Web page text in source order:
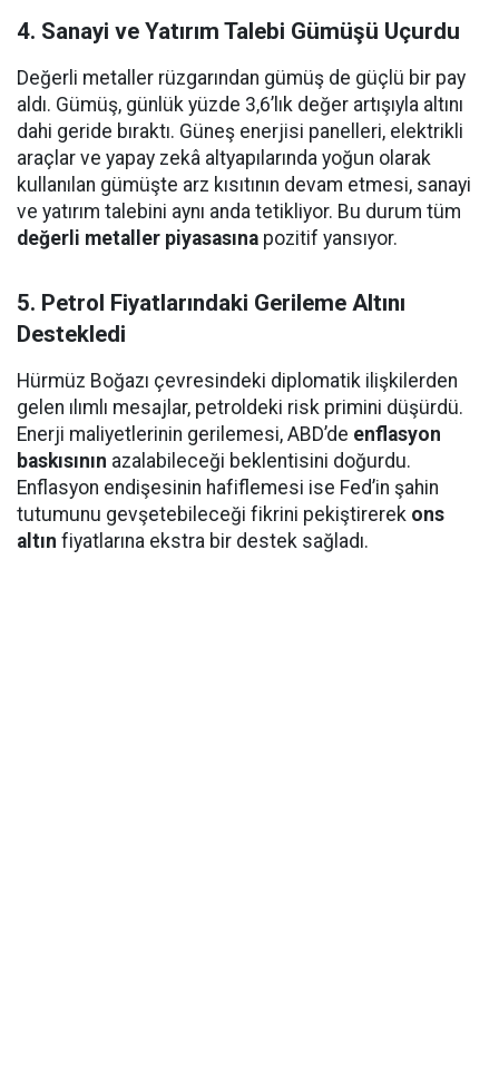
4. Sanayi ve Yatırım Talebi Gümüşü Uçurdu
Değerli metaller rüzgarından gümüş de güçlü bir pay
aldı. Gümüş, günlük yüzde 3,6’lık değer artışıyla altını
dahi geride bıraktı. Güneş enerjisi panelleri, elektrikli
araçlar ve yapay zekâ altyapılarında yoğun olarak
kullanılan gümüşte arz kısıtının devam etmesi, sanayi
ve yatırım talebini aynı anda tetikliyor. Bu durum tüm
değerli metaller piyasasına pozitif yansıyor.
5. Petrol Fiyatlarındaki Gerileme Altını
Destekledi
Hürmüz Boğazı çevresindeki diplomatik ilişkilerden
gelen ılımlı mesajlar, petroldeki risk primini düşürdü.
Enerji maliyetlerinin gerilemesi, ABD’de enflasyon
baskısının azalabileceği beklentisini doğurdu.
Enflasyon endişesinin hafiflemesi ise Fed’in şahin
tutumunu gevşetebileceği fikrini pekiştirerek ons
altın fiyatlarına ekstra bir destek sağladı.